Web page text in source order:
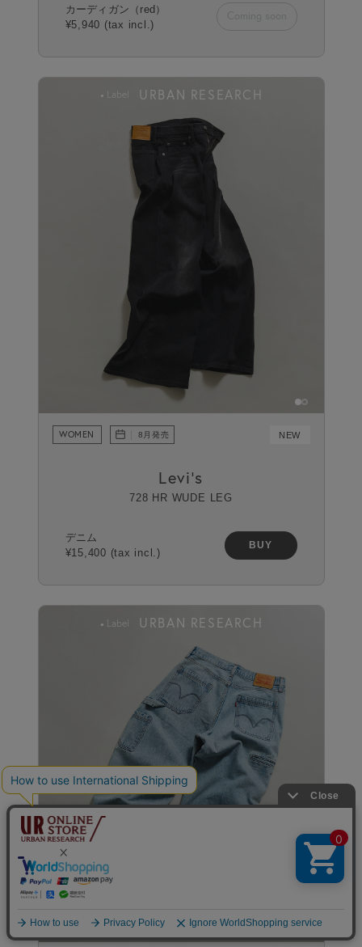
カーディガン（red）
¥5,940 (tax incl.)
Coming soon
Label URBAN RESEARCH
WOMEN 8月発売 NEW
Levi's
728 HR WUDE LEG
デニム
¥15,400 (tax incl.)
BUY
Label URBAN RESEARCH